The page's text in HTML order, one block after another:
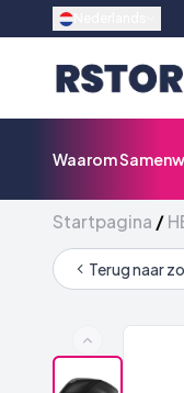
Waarom
Startpagina /
Terug naar